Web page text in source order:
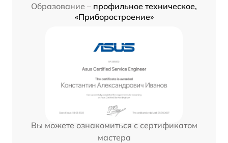
Образование – профильное техническое,
«Приборостроение»
Вы можете ознакомиться с сертификатом
мастера